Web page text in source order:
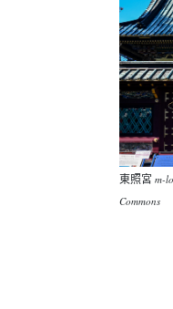
東照宮 m-
Commons